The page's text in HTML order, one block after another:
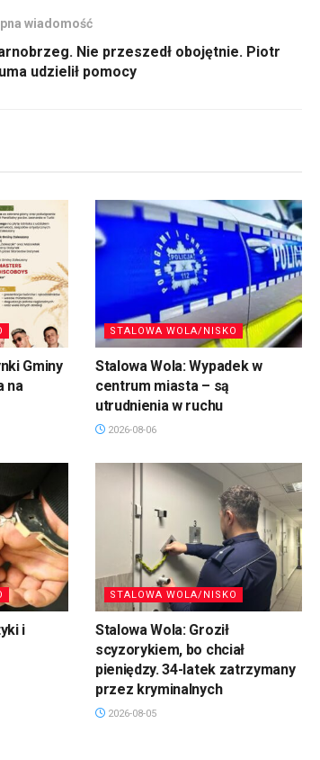
wiadomość
Nie przeszedł obojętnie. Piotr
udzielił pomocy
Gminy
na
STALOWA WOLA/NISKO
Stalowa Wola: Wypadek w
centrum miasta – są
utrudnienia w ruchu
2026-08-06
i
STALOWA WOLA/NISKO
Stalowa Wola: Groził
scyzorykiem, bo chciał
pieniędzy. 34-latek zatrzymany
przez kryminalnych
2026-08-05